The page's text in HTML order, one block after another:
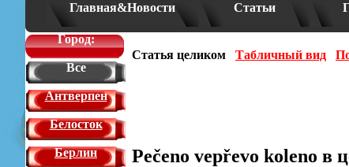
Главная&Новости Статьи
Город:
Все
Антверпен
Белосток
Берлин
Статья целиком Табличный вид
Pečeno vepřevo koleno в